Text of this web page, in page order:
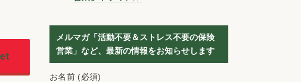
メルマガ「活動不要＆ストレス不要の保険
営業」など、最新の情報をお知らせします
お名前 (必須)